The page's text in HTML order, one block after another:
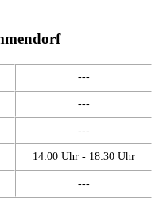
---
---
---
14:00 Uhr - 18:30 Uhr
---